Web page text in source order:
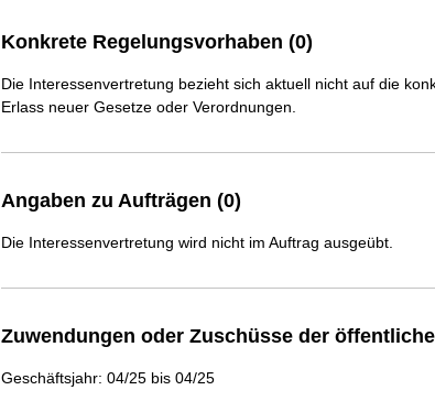
Konkrete Regelungsvorhaben (0)
Die Interessenvertretung bezieht sich aktuell nicht auf die
Erlass neuer Gesetze oder Verordnungen.
Angaben zu Aufträgen (0)
Die Interessenvertretung wird nicht im Auftrag ausgeübt.
Zuwendungen oder Zuschüsse der
Geschäftsjahr: 04/25 bis 04/25